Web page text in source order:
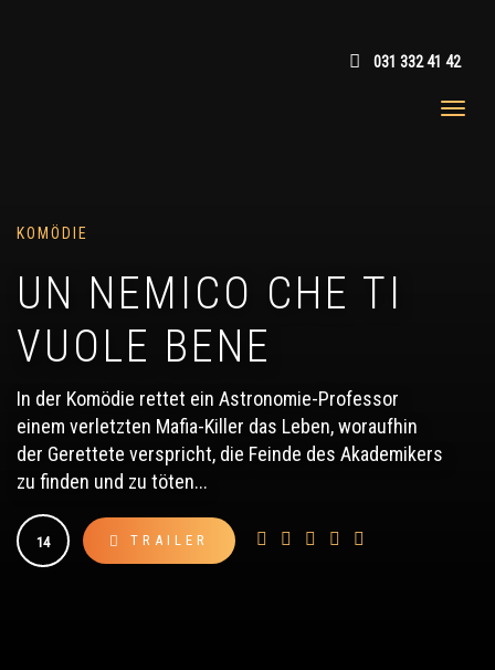
031 332 41 42
KOMÖDIE
UN NEMICO CHE TI
VUOLE BENE
In der Komödie rettet ein Astronomie-Professor
einem verletzten Mafia-Killer das Leben, woraufhin
der Gerettete verspricht, die Feinde des Akademikers
zu finden und zu töten...
14 TRAILER